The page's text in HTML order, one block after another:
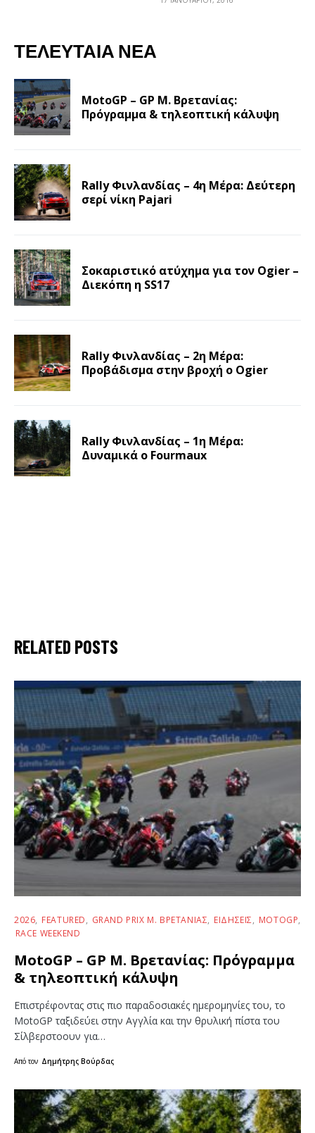
ΤΕΛΕΥΤΑΊΑ ΝΈΑ
MotoGP – GP Μ. Βρετανίας:
Πρόγραμμα & τηλεοπτική κάλυψη
Rally Φινλανδίας – 4η Μέρα: Δεύτερη
σερί νίκη Pajari
Σοκαριστικό ατύχημα για τον Ogier –
Διεκόπη η SS17
Rally Φινλανδίας – 2η Μέρα:
Προβάδισμα στην βροχή ο Ogier
Rally Φινλανδίας – 1η Μέρα:
Δυναμικά ο Fourmaux
RELATED POSTS
2026 FEATURED GRAND PRIX Μ. ΒΡΕΤΑΝΊΑΣ ΕΙΔΉΣΕΙΣ
MOTOGP
RACE WEEKEND
MotoGP – GP Μ. Βρετανίας: Πρόγραμμα
& τηλεοπτική κάλυψη
Επιστρέφοντας στις πιο παραδοσιακές ημερομηνίες του, το
MotoGP ταξιδεύει στην Αγγλία και την θρυλική πίστα του
Σίλβερστοουν για…
Από τον Δημήτρης Βούρδας